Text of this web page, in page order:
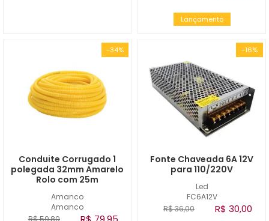
Lançamento
-34%
Amanco
Amanco
Conduite Corrugado 1
polegada 32mm Amarelo
Rolo com 25m
R$ 59,80
-16%
Led
FC6A12V
Fonte Chaveada 6A 12V
para 110/220V
R$ 36,00 R$ 30,00